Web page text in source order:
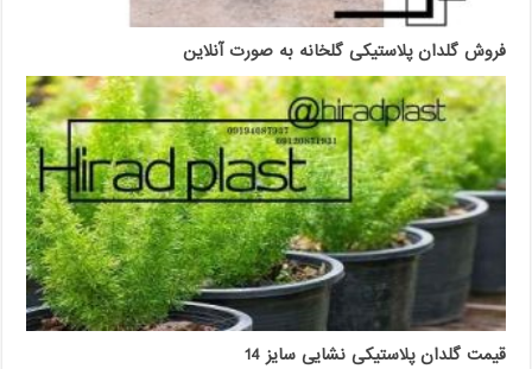
فروش گلدان پلاستیکی گلخانه به صورت آنلاین
قیمت گلدان پلاستیکی نشایی سایز 14